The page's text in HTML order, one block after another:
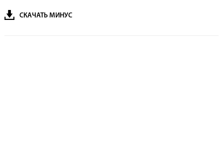
СКАЧАТЬ МИНУС